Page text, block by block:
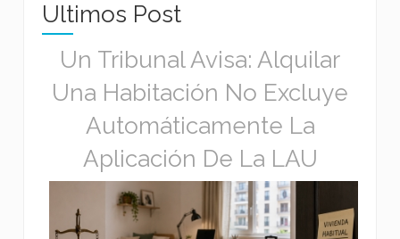
Ultimos Post
Un Tribunal Avisa: Alquilar
Una Habitación No Excluye
Automáticamente La
Aplicación De La LAU